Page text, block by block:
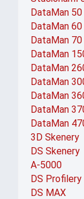
DataMan 50
DataMan 60
DataMan 70
DataMan
DataMan
DataMan
DataMan
DataMan
DataMan
3D Skenery
DS Skenery
A-5000
DS Profilery
DS MAX